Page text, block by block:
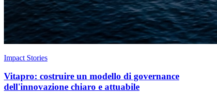
Impact Stories
Vitapro: costruire un modello di governance
dell'innovazione chiaro e attuabile